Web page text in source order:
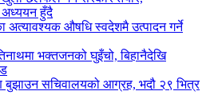
अध्ययन हुँदै
अत्यावश्यक औषधि स्वदेशमै उत्पादन गर्ने
भक्तजनको घुइँचो, बिहानैदेखि
बुझाउन सचिवालयको आग्रह, भदौ २९ भित्र